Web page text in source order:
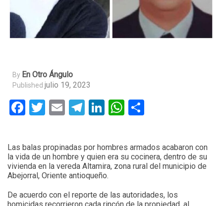
By En Otro Ángulo
Published julio 19, 2023
Facebook
Twitter
EmailTelegram
LinkedIn
WhatsApp
Las balas propinadas por hombres armados acabaron con
la vida de un hombre y quien era su cocinera, dentro de su
vivienda en la vereda Altamira, zona rural del municipio de
Abejorral, Oriente antioqueño.
De acuerdo con el reporte de las autoridades, los